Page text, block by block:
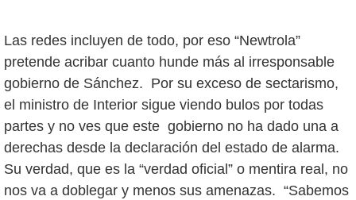
Las redes incluyen de todo, por eso “Newtrola”
pretende acribar cuanto hunde más al irresponsable
gobierno de Sánchez. Por su exceso de sectarismo,
el ministro de Interior sigue viendo bulos por todas
partes y no ves que este gobierno no ha dado una a
derechas desde la declaración del estado de alarma.
Su verdad, que es la “verdad oficial” o mentira real, no
nos va a doblegar y menos sus amenazas. “Sabemos